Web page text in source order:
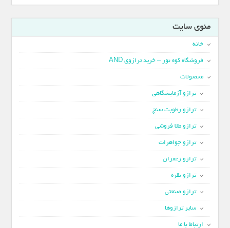
منوی سایت
خانه
فروشگاه کوه نور – خرید ترازوی AND
محصولات
ترازو آزمایشگاهی
ترازو رطوبت سنج
ترازو طلا فروشی
ترازو جواهرات
ترازو زعفران
ترازو نقره
ترازو صنعتی
سایر ترازوها
ارتباط با ما